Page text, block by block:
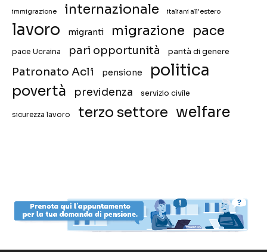
immigrazione internazionale italiani all'estero
lavoro migranti migrazione pace
pace Ucraina pari opportunità parità di genere
Patronato Acli pensione politica
povertà previdenza servizio civile
sicurezza lavoro terzo settore welfare